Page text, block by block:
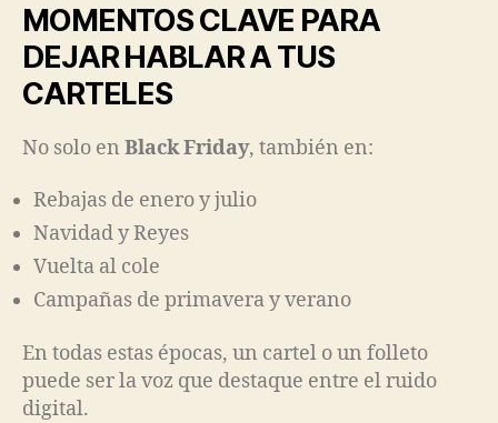
MOMENTOS CLAVE PARA
DEJAR HABLAR A TUS
CARTELES
No solo en Black Friday, también en:
Rebajas de enero y julio
Navidad y Reyes
Vuelta al cole
Campañas de primavera y verano
En todas estas épocas, un cartel o un folleto
puede ser la voz que destaque entre el ruido
digital.